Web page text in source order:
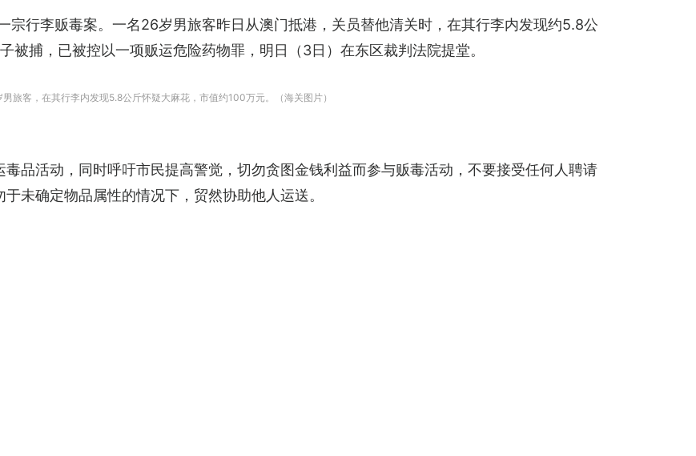
宗行李贩毒案。一名26岁男旅客昨日从澳门抵港，关员替他清关时，在其行李内发现约5.8公
被捕，已被控以一项贩运危险药物罪，明日（3日）在东区裁判法院提堂。
旅客，在其行李内发现5.8公斤怀疑大麻花，市值约100万元。（海关图片）
品活动，同时呼吁市民提高警觉，切勿贪图金钱利益而参与贩毒活动，不要接受任何人聘请
未确定物品属性的情况下，贸然协助他人运送。